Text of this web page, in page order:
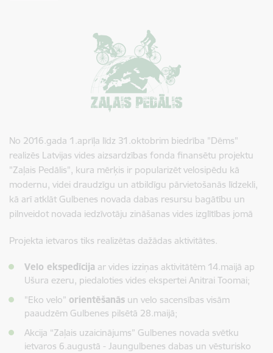
No 2016.gada 1.aprīļa līdz 31.oktobrim biedrība "Dēms"
realizēs Latvijas vides aizsardzības fonda finansētu projektu
"Zaļais Pedālis", kura mērķis ir popularizēt velosipēdu kā
modernu, videi draudzīgu un atbildīgu pārvietošanās līdzekli,
kā arī atklāt Gulbenes novada dabas resursu bagātību un
pilnveidot novada iedzīvotāju zināšanas vides izglītības jomā
Projekta ietvaros tiks realizētas dažādas aktivitātes.
Velo ekspedīcija ar vides izziņas aktivitātēm 14.maijā ap
Ušura ezeru, piedaloties vides ekspertei Anitrai Toomai;
"Eko velo” orientēšanās un velo sacensības visām
paaudzēm Gulbenes pilsētā 28.maijā;
Akcija “Zaļais uzaicinājums” Gulbenes novada svētku
ietvaros 6.augustā - Jaungulbenes dabas un vēsturisko